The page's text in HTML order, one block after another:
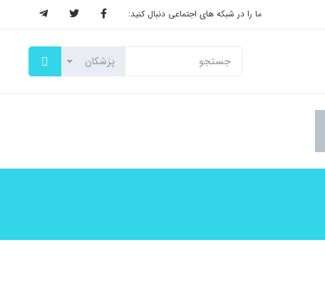
ما را در شبکه های اجتماعی دنبال کنید: